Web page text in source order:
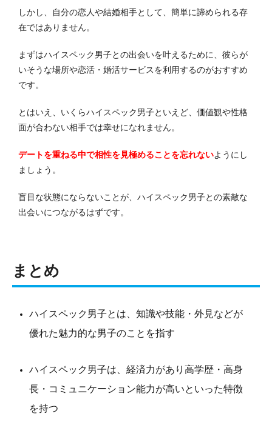
しかし、自分の恋人や結婚相手として、簡単に諦められる存
在ではありません。
まずはハイスペック男子との出会いを叶えるために、彼らが
いそうな場所や恋活・婚活サービスを利用するのがおすすめ
です。
とはいえ、いくらハイスペック男子といえど、価値観や性格
面が合わない相手では幸せになれません。
デートを重ねる中で相性を見極めることを忘れないようにし
ましょう。
盲目な状態にならないことが、ハイスペック男子との素敵な
出会いにつながるはずです。
まとめ
ハイスペック男子とは、知識や技能・外見などが
優れた魅力的な男子のことを指す
ハイスペック男子は、経済力があり高学歴・高身
長・コミュニケーション能力が高いといった特徴
を持つ